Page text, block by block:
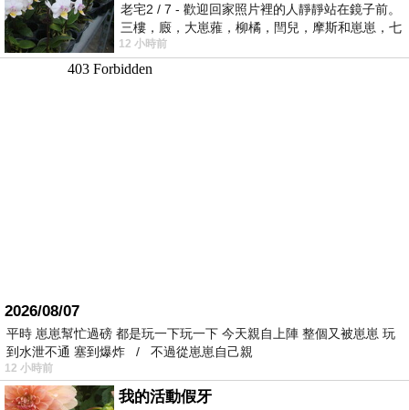
老宅2 / 7 - 歡迎回家照片裡的人靜靜站在鏡子前。
三樓，廄，大崽蕥，柳橘，閆兒，摩斯和崽崽，七
個人整整齊齊地站在鏡框之外，如同
12 小時前
2026/08/07
平時 崽崽幫忙過磅 都是玩一下玩一下 今天親自上陣 整個又被崽崽 玩
到水泄不通 塞到爆炸 / 不過從崽崽自己親
12 小時前
我的活動假牙